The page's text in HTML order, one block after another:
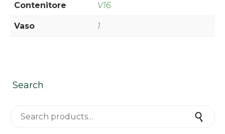
Contenitore V16
Vaso 1
Search